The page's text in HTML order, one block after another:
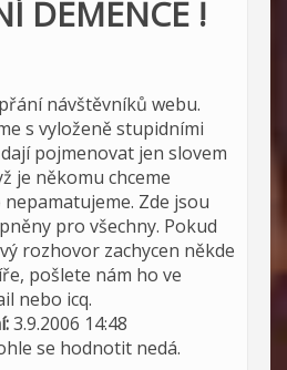
DEMENCE !
návštěvníků webu.
s vyloženě stupidními
pojmenovat jen slovem
je někomu chceme
Zde jsou
pro všechny. Pokud
rozhovor zachycen někde
pošlete nám ho ve
nebo icq.
3.9.2006 14:48
se hodnotit nedá.